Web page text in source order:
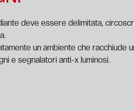
deve essere delimitata,
un ambiente che racchiude
e segnalatori anti-x luminosi.